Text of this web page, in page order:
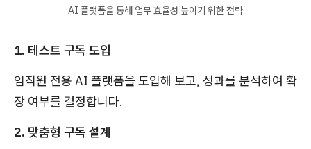
AI 플랫폼을 통해 업무 효율성 높이기 위한 전략
1. 테스트 구독 도입
임직원 전용 AI 플랫폼을 도입해 보고, 성과를 분석하여 확
장 여부를 결정합니다.
2. 맞춤형 구독 설계